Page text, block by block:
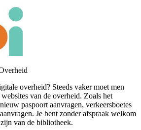
overheid? Steeds vaker moet men
van de overheid. Zoals het
paspoort aanvragen, verkeersboetes
Je bent zonder afspraak welkom
van de bibliotheek.